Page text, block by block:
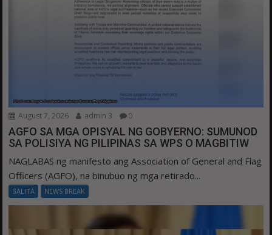
August 7, 2026 admin 3 0
AGFO SA MGA OPISYAL NG GOBYERNO: SUMUNOD
SA POLISIYA NG PILIPINAS SA WPS O MAGBITIW
NAGLABAS ng manifesto ang Association of General and Flag
Officers (AGFO), na binubuo ng mga retirado...
BALITA NEWS BREAK